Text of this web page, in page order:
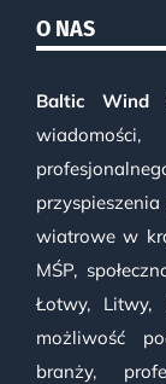
O NAS
Baltic Wind
wiatrowe w
MŚP,
Łotwy, Litwy,
możliwość
branży,